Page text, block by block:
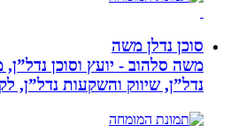
סוכן נדלן משה
משה סלהוב - יועץ וסוכן נדל”ן, מומחה
נדל”ן, שיווק והשקעות נדל”ן,